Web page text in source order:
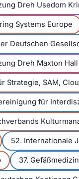
Dreh Usedom
Systems Europe
Deutschen
Dreh Maxton
Strategie, SAM,
für
52. Internationale
37.